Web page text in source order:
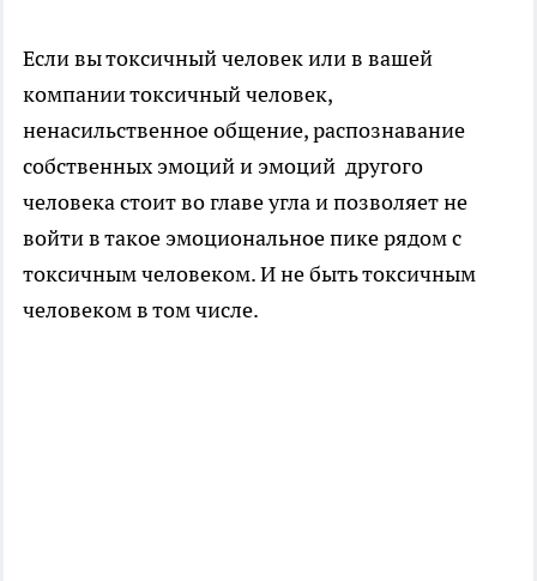
Если вы токсичный человек или в вашей
компании токсичный человек,
ненасильственное общение, распознавание
собственных эмоций и эмоций другого
человека стоит во главе угла и позволяет не
войти в такое эмоциональное пике рядом с
токсичным человеком. И не быть токсичным
человеком в том числе.